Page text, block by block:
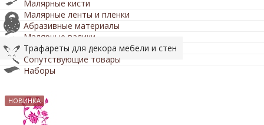
Малярные кисти
Малярные ленты и пленки
Абразивные материалы
Малярные валики
Трафареты для декора мебели и стен
Сопутствующие товары
Наборы
НОВИНКА